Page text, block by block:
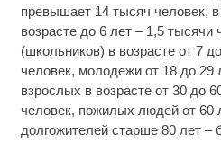
превышает 14 тысяч человек,
возрасте до 6 лет – 1,5 тысячи
(школьников) в возрасте от 7
человек, молодежи от 18 до 29
взрослых в возрасте от 30 до
человек, пожилых людей от 60
долгожителей старше 80 лет –